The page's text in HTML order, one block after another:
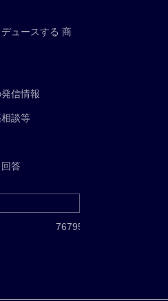
ュースする 商
信情報
談等
答
76795